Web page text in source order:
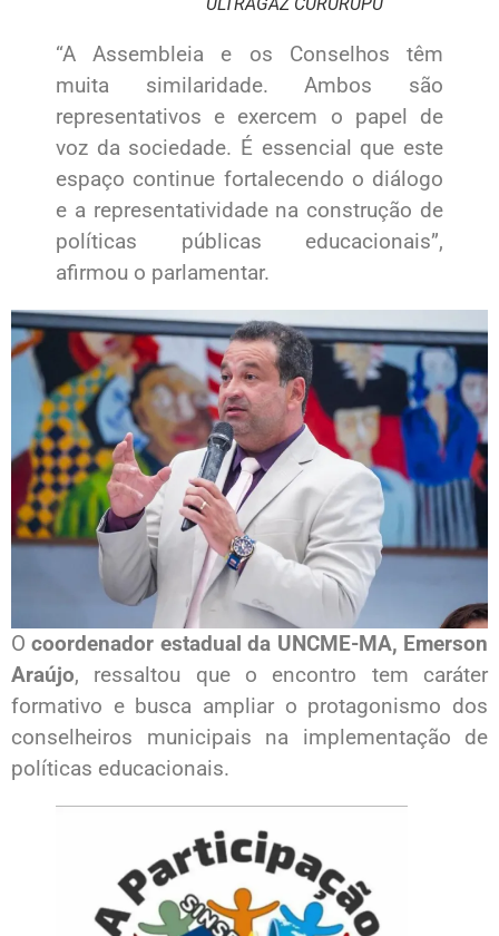
ULTRAGAZ CURURUPU
“A Assembleia e os Conselhos têm
muita similaridade. Ambos são
representativos e exercem o papel de
voz da sociedade. É essencial que este
espaço continue fortalecendo o diálogo
e a representatividade na construção de
políticas públicas educacionais”,
afirmou o parlamentar.
Ocoordenador estadual da UNCME-MA, Emerson
Araújo, ressaltou que o encontro tem caráter
formativo e busca ampliar o protagonismo dos
conselheiros municipais na implementação de
políticas educacionais.